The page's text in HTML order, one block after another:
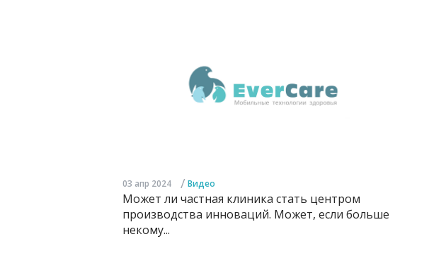
03 апр 2024 / Видео
Может ли частная клиника стать центром
производства инноваций. Может, если больше
некому...